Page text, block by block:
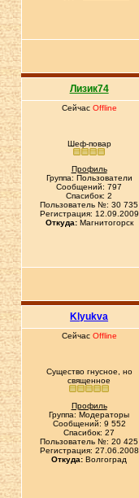
Лизик74
Сейчас Offline
Шеф-повар
Профиль
Группа: Пользователи
Сообщений: 797
Спасибок: 2
Пользователь №: 30 735
Регистрация: 12.09.2009
Откуда:Магнитогорск
Klyukva
Сейчас Offline
Существо гнусное, но
священное
Профиль
Группа: Модераторы
Сообщений: 9 552
Спасибок: 27
Пользователь №: 20 425
Регистрация: 27.06.2008
Откуда: Волгоград